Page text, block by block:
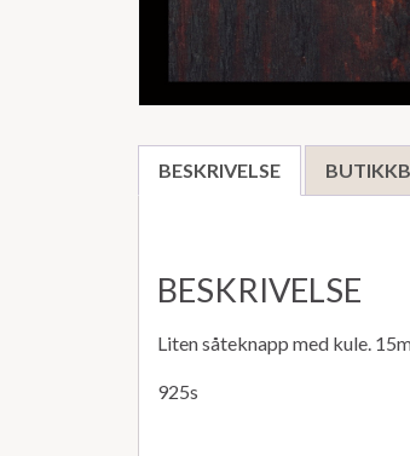
BESKRIVELSE
BESKRIVELSE
Liten såteknapp med kule.
925s